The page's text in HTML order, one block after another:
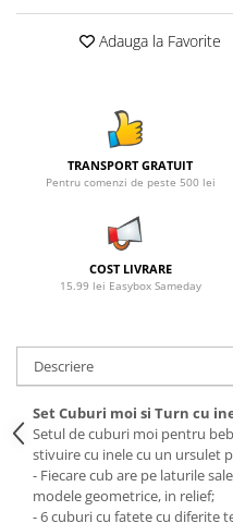
Adauga la Favorite
TRANSPORT GRATUIT
Pentru comenzi de peste 500 lei
COST LIVRARE
15.99 lei Easybox Sameday
Descriere
Set Cuburi moi si Turn cu
Setul de cuburi moi pentru
stivuire cu inele cu un ursulet
- Fiecare cub are pe laturile
modele geometrice, in relief;
- 6 cuburi cu fatete cu diferite